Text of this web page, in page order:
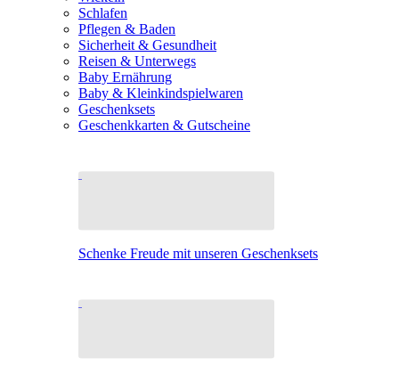
Schlafen
Pflegen & Baden
Sicherheit & Gesundheit
Reisen & Unterwegs
Baby Ernährung
Baby & Kleinkindspielwaren
Geschenksets
Geschenkkarten & Gutscheine
Schenke Freude mit unseren Geschenksets